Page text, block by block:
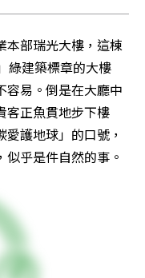
本部瑞光大樓，這棟
綠建築標章的大樓
容易。倒是在大廳中
客正魚貫地步下樓
護地球」的口號，
乎是件自然的事。